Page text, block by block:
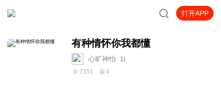
打开APP
有种情怀你我都懂
心旷神怡_1l
7351 4